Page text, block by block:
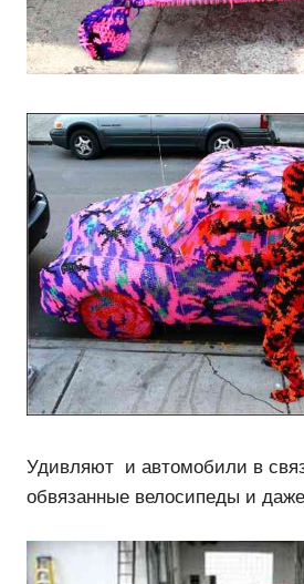
Удивляют и автомобили в
обвязанные велосипеды и